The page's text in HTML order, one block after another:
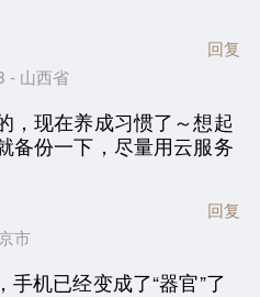
- 山西省
回复
，现在养成习惯了～想起
备份一下，尽量用云服务
市
回复
机已经变成了“器官”了